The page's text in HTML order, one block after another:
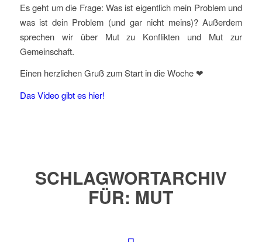
Es geht um die Frage: Was ist eigentlich mein Problem und
was ist dein Problem (und gar nicht meins)? Außerdem
sprechen wir über Mut zu Konflikten und Mut zur
Gemeinschaft.
Einen herzlichen Gruß zum Start in die Woche ❤
Das Video gibt es hier!
SCHLAGWORTARCHIV
FÜR: MUT